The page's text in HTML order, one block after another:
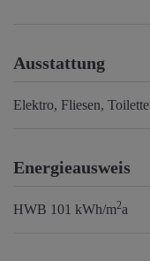
Ausstattung
Elektro Fliesen Toilette
Energieausweis
HWB 101 kWh/m2a